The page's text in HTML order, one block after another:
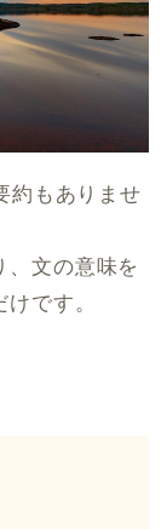
約もありませ
、文の意味を
です。